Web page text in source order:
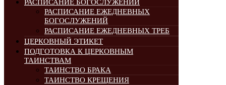
РАСПИСАНИЕ БОГОСЛУЖЕНИЙ
РАСПИСАНИЕ ЕЖЕДНЕВНЫХ
БОГОСЛУЖЕНИЙ
РАСПИСАНИЕ ЕЖЕДНЕВНЫХ ТРЕБ
ЦЕРКОВНЫЙ ЭТИКЕТ
ПОДГОТОВКА К ЦЕРКОВНЫМ
ТАИНСТВАМ
ТАИНСТВО БРАКА
ТАИНСТВО КРЕЩЕНИЯ